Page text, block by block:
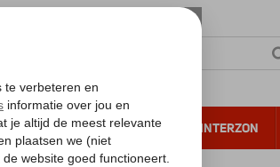
ALL INCLUSIVE WINTERZON